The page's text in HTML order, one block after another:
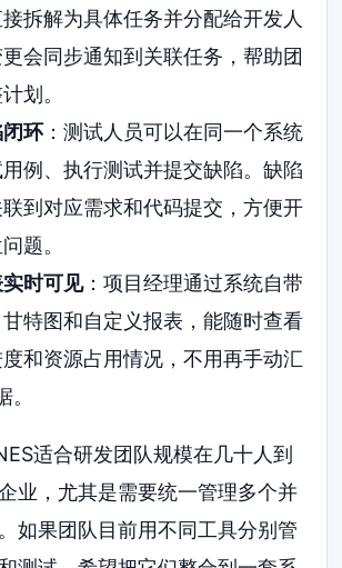
拆解为具体任务并分配给开发人
会同步通知到关联任务，帮助团
划。
环：测试人员可以在同一个系统
例、执行测试并提交缺陷。缺陷
到对应需求和代码提交，方便开
题。
时可见：项目经理通过系统自带
特图和自定义报表，能随时查看
和资源占用情况，不用再手动汇
适合研发团队规模在几十人到
业，尤其是需要统一管理多个并
如果团队目前用不同工具分别管